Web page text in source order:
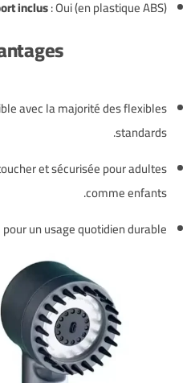
inclus: Oui (en plastique ABS)
:
avec la majorité des flexibles
standards.
et sécurisée pour adultes
comme enfants.
un usage quotidien durable.